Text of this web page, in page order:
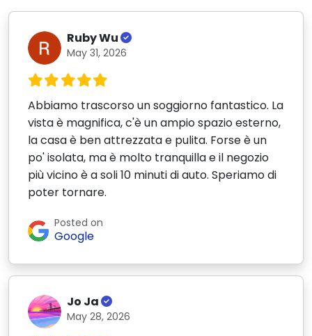
Ruby Wu
May 31, 2026
Abbiamo trascorso un soggiorno fantastico. La
vista è magnifica, c'è un ampio spazio esterno,
la casa è ben attrezzata e pulita. Forse è un
po' isolata, ma è molto tranquilla e il negozio
più vicino è a soli 10 minuti di auto. Speriamo di
poter tornare.
Posted on
Google
Jo Ja
May 28, 2026